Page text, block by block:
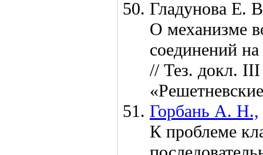
Гладунова Е.
О механизме
соединений
// Тез. докл.
Горбань А. Н.,
К проблеме